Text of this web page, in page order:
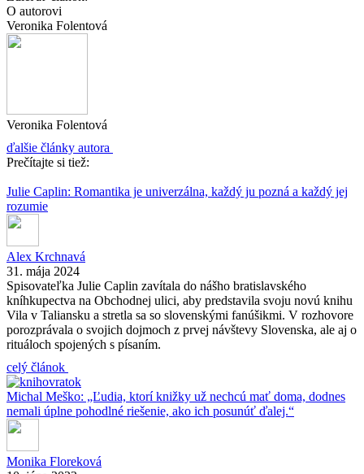
O autorovi
Veronika Folentová
Veronika Folentová
ďalšie články autora
Prečítajte si tiež:
Julie Caplin: Romantika je univerzálna, každý ju pozná a každý jej
rozumie
Alex Krchnavá
31. mája 2024
Spisovateľka Julie Caplin zavítala do nášho bratislavského
kníhkupectva na Obchodnej ulici, aby predstavila svoju novú knihu
Vila v Taliansku a stretla sa so slovenskými fanúšikmi. V rozhovore
porozprávala o svojich dojmoch z prvej návštevy Slovenska, ale aj o
rituáloch spojených s písaním.
celý článok
Michal Meško: „Ľudia, ktorí knižky už nechcú mať doma, dodnes
nemali úplne pohodlné riešenie, ako ich posunúť ďalej.“
Monika Floreková